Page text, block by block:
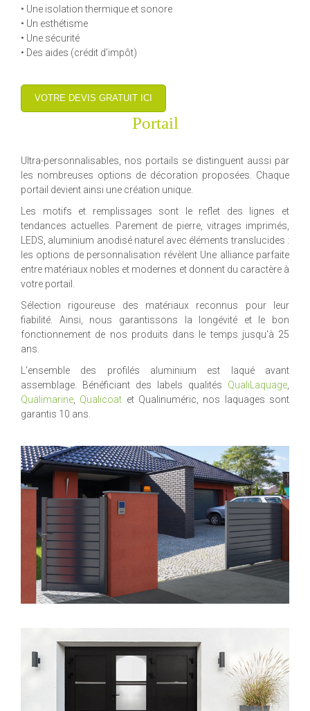
• Une isolation thermique et sonore
• Un esthétisme
• Une sécurité
• Des aides (crédit d’impôt)
VOTRE DEVIS GRATUIT ICI
Portail
Ultra-personnalisables, nos portails se distinguent aussi par
les nombreuses options de décoration proposées. Chaque
portail devient ainsi une création unique.
Les motifs et remplissages sont le reflet des lignes et
tendances actuelles. Parement de pierre, vitrages imprimés,
LEDS, aluminium anodisé naturel avec éléments translucides :
les options de personnalisation révèlent Une alliance parfaite
entre matériaux nobles et modernes et donnent du caractère à
votre portail.
Sélection rigoureuse des matériaux reconnus pour leur
fiabilité. Ainsi, nous garantissons la longévité et le bon
fonctionnement de nos produits dans le temps jusqu'à 25
ans.
L'ensemble des profilés aluminium est laqué avant
assemblage. Bénéficiant des labels qualités QualiLaquage
Qualimarine
Qualicoat et Qualinuméric, nos laquages sont
garantis 10 ans.